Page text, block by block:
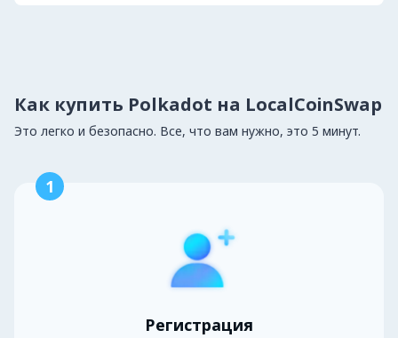
Как купить Polkadot на LocalCoinSwap
Это легко и безопасно. Все, что вам нужно, это 5 минут.
1
Регистрация